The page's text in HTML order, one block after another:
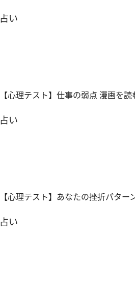
占い
【心理テスト】仕事の弱点 漫画を読
占い
【心理テスト】あなたの挫折パター
占い